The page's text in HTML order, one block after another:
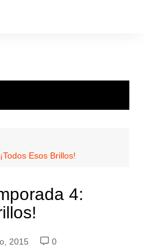
Esos Brillos!
4:
2015
0